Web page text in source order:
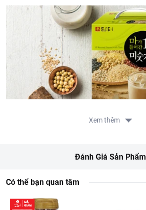
Xem thêm
Đánh Giá Sản Phẩm
Có thể bạn quan tâm